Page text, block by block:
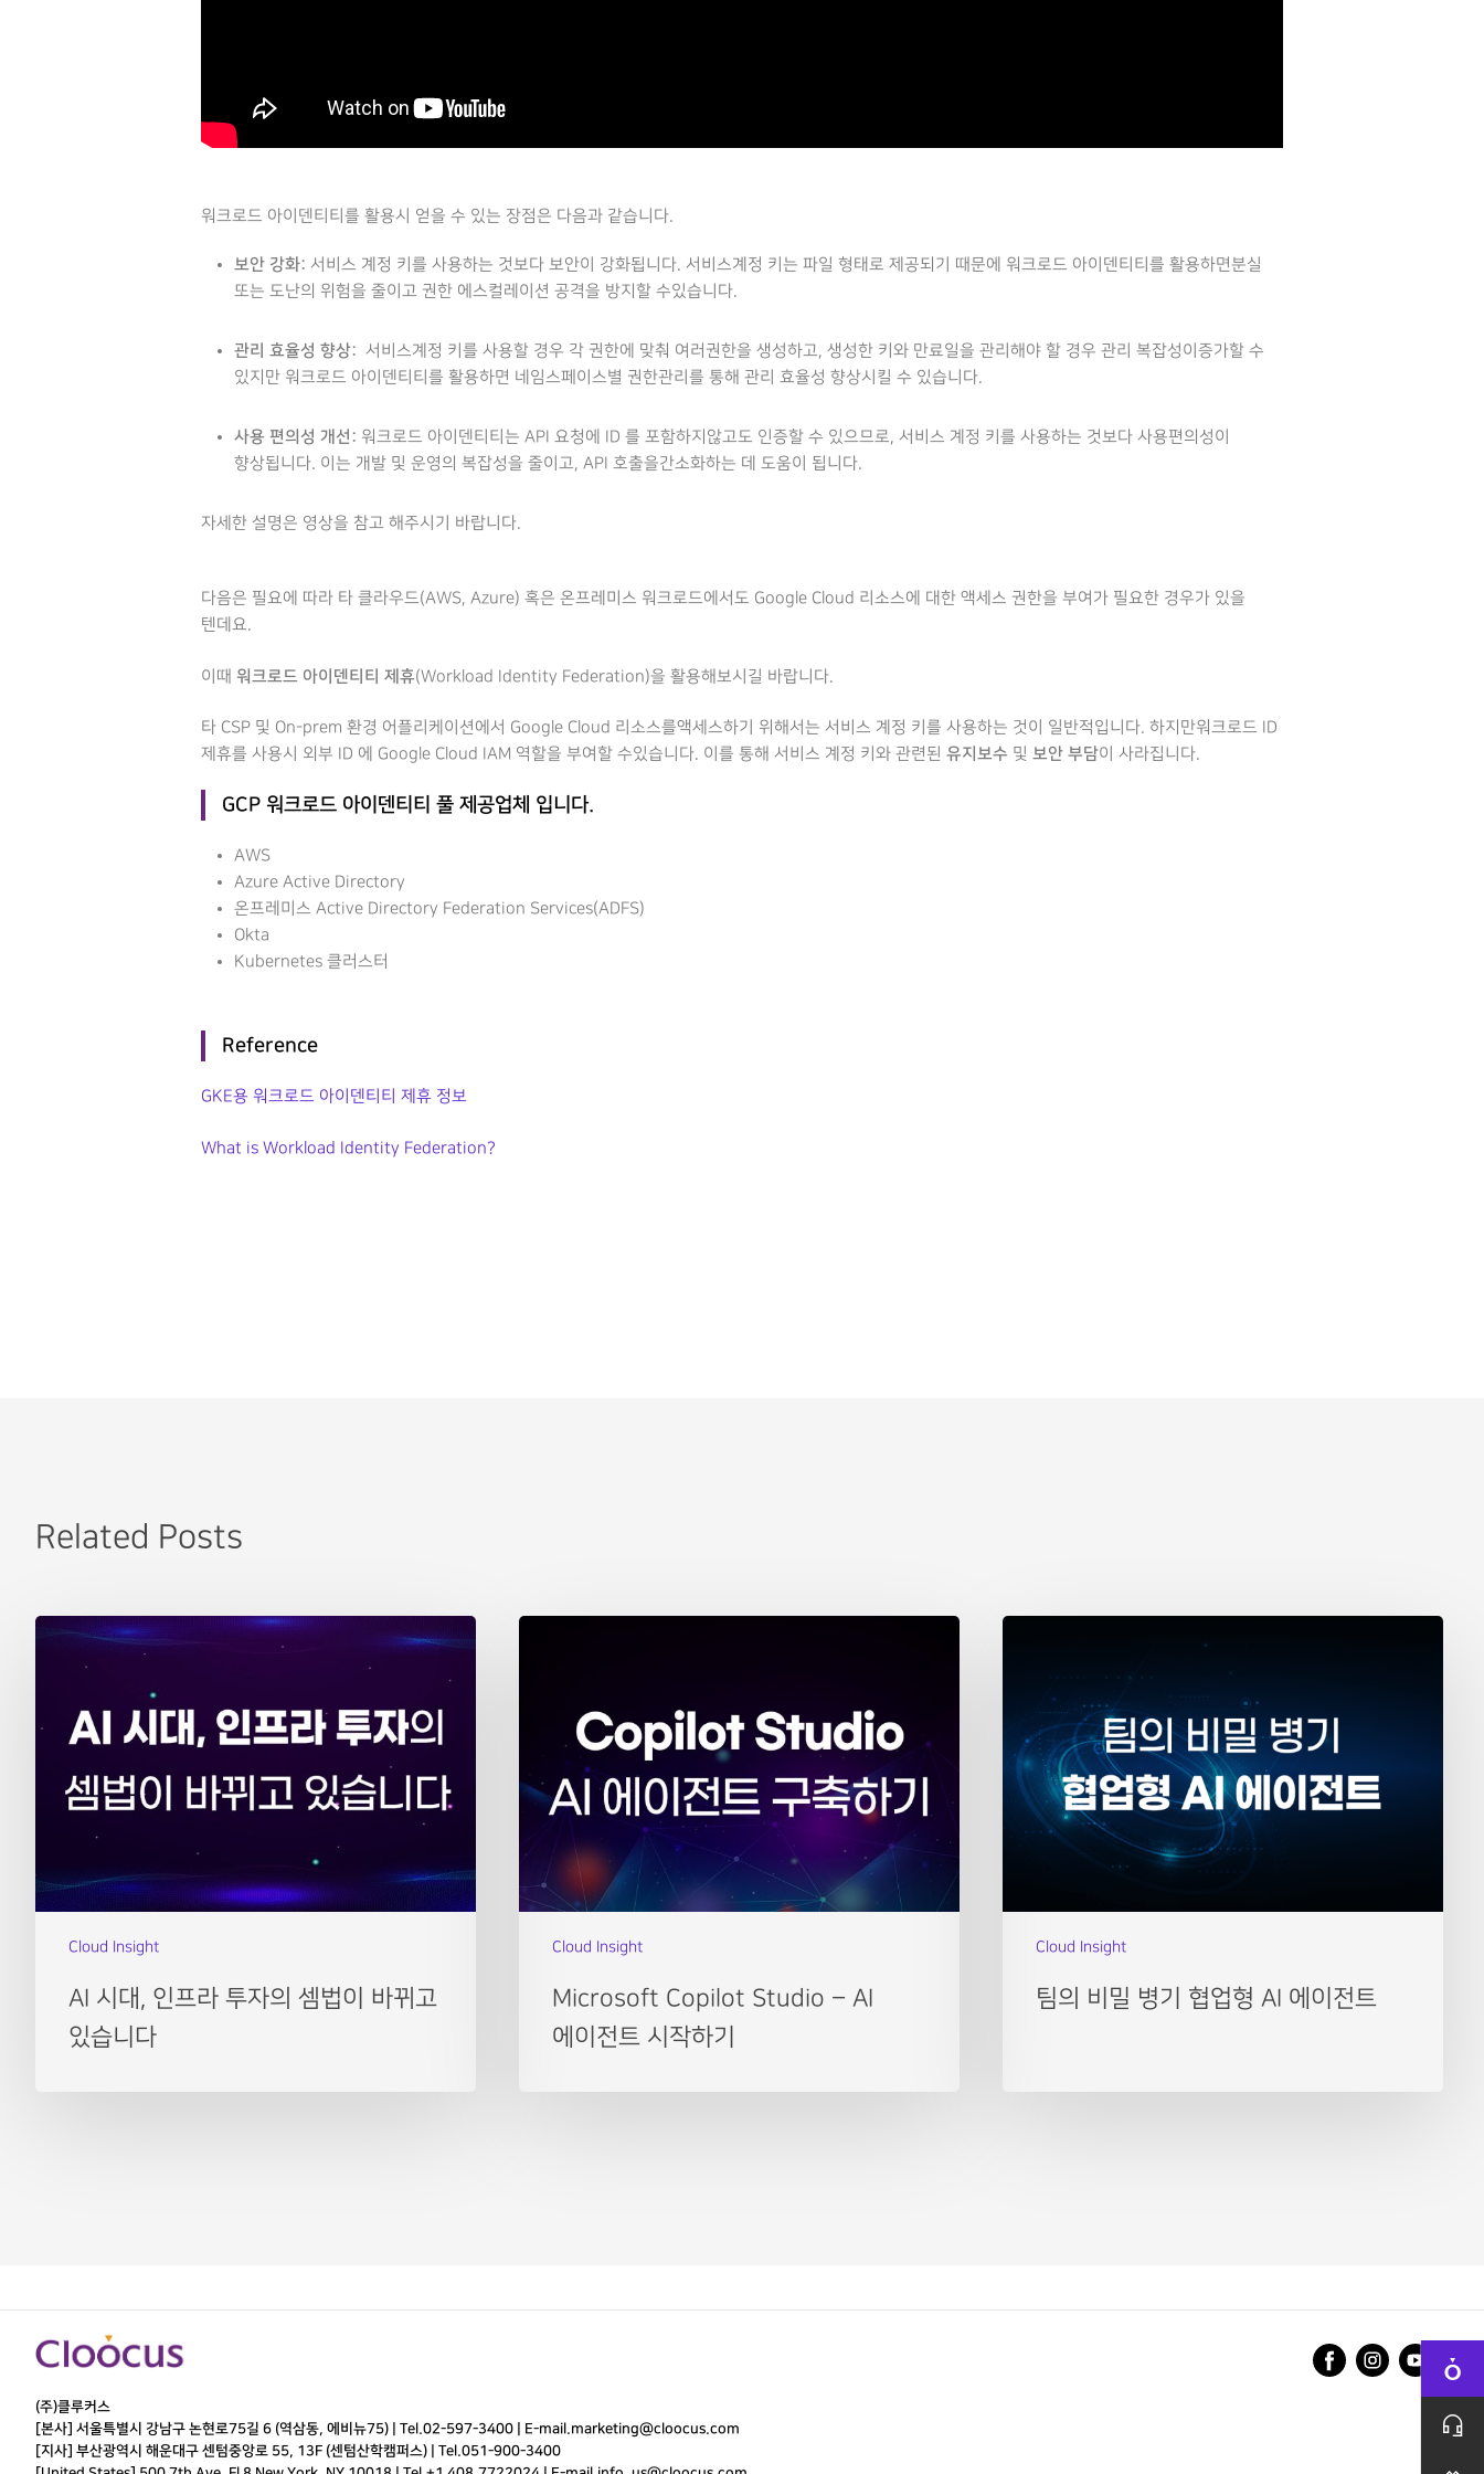
워크로드 아이덴티티를 활용시 얻을 수 있는 장점은 다음과 같습니다.
보안 강화: 서비스 계정 키를 사용하는 것보다 보안이 강화됩니다. 서비스계정 키는 파일 형태로 제공되기 때문에 워크로드 아이덴티티를 활용하면분실
또는 도난의 위험을 줄이고 권한 에스컬레이션 공격을 방지할 수있습니다.
관리 효율성 향상: 서비스계정 키를 사용할 경우 각 권한에 맞춰 여러권한을 생성하고, 생성한 키와 만료일을 관리해야 할 경우 관리 복잡성이증가할 수
있지만 워크로드 아이덴티티를 활용하면 네임스페이스별 권한관리를 통해 관리 효율성 향상시킬 수 있습니다.
사용 편의성 개선: 워크로드 아이덴티티는 API 요청에 ID 를 포함하지않고도 인증할 수 있으므로, 서비스 계정 키를 사용하는 것보다 사용편의성이
향상됩니다. 이는 개발 및 운영의 복잡성을 줄이고, API 호출을간소화하는 데 도움이 됩니다.
자세한 설명은 영상을 참고 해주시기 바랍니다.
다음은 필요에 따라 타 클라우드(AWS, Azure) 혹은 온프레미스 워크로드에서도 Google Cloud 리소스에 대한 액세스 권한을 부여가 필요한 경우가 있을
텐데요.
이때 워크로드 아이덴티티 제휴(Workload Identity Federation)을 활용해보시길 바랍니다.
타 CSP 및 On-prem 환경 어플리케이션에서 Google Cloud 리소스를액세스하기 위해서는 서비스 계정 키를 사용하는 것이 일반적입니다. 하지만워크로드 ID
제휴를 사용시 외부 ID 에 Google Cloud IAM 역할을 부여할 수있습니다. 이를 통해 서비스 계정 키와 관련된 유지보수 및 보안 부담이 사라집니다.
GCP 워크로드 아이덴티티 풀 제공업체 입니다.
AWS
Azure Active Directory
온프레미스 Active Directory Federation Services(ADFS)
Okta
Kubernetes 클러스터
Reference
GKE용 워크로드 아이덴티티 제휴 정보
What is Workload Identity Federation?
Related Posts
Cloud Insight
AI 시대, 인프라 투자의 셈법이 바뀌고
있습니다
Cloud Insight
Microsoft Copilot Studio – AI
에이전트 시작하기
Cloud Insight
팀의 비밀 병기 협업형 AI 에이전트
(주)클루커스
[본사] 서울특별시 강남구 논현로75길 6 (역삼동, 에비뉴75) | Tel.02-597-3400 E-mail. marketing@cloocus.com
[지사] 부산광역시 해운대구 센텀중앙로 55, 13F (센텀산학캠퍼스) | Tel.051-900-3400